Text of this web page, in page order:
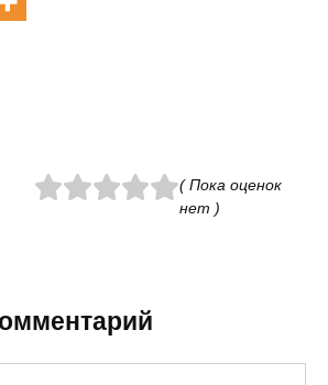
( Пока оценок
нет )